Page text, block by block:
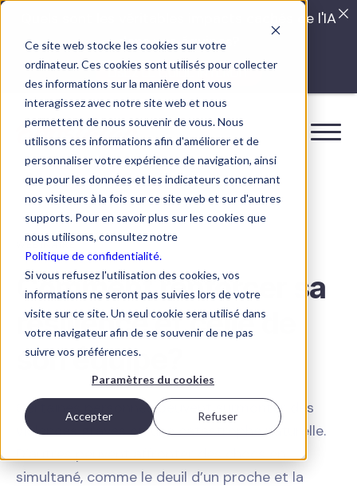
Ce site web stocke les cookies sur votre
ordinateur. Ces cookies sont utilisés pour collecter
des informations sur la manière dont vous
interagissez avec notre site web et nous
permettent de nous souvenir de vous. Nous
utilisons ces informations afin d'améliorer et de
personnaliser votre expérience de navigation, ainsi
que pour les données et les indicateurs concernant
nos visiteurs à la fois sur ce site web et sur d'autres
supports. Pour en savoir plus sur les cookies que
nous utilisons, consultez notre
Politique de confidentialité.
Si vous refusez l'utilisation des cookies, vos
informations ne seront pas suivies lors de votre
visite sur ce site. Un seul cookie sera utilisé dans
votre navigateur afin de se souvenir de ne pas
suivre vos préférences.
Paramètres du cookies
Accepter Refuser
WEBINAIRE
Comment renforcer sa
résilience et celle de
son équipe?
Certaines personnes peuvent surmonter des
violences graves ou une catastrophe naturelle.
simultané, comme le deuil d’un proche et la
Quels sont les véritables impacts cachés de l'IA
dans vos équipes?
LISEZ LE GUIDE INTERDIT